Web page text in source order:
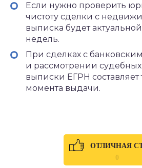
Если нужно проверить
чистоту сделки с
выписка будет
недель.
При сделках с
и рассмотрении
выписки ЕГРН
момента выдачи.
ОТЛИЧНАЯ
0